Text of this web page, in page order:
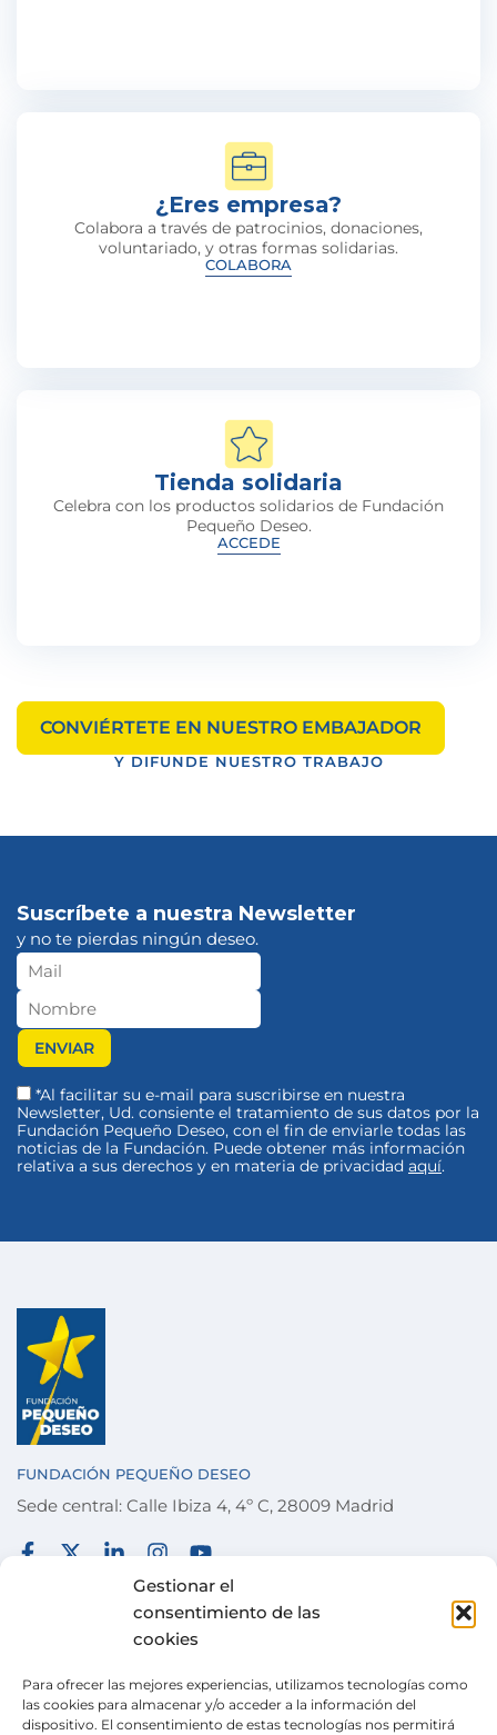
Gestionar el
consentimiento de las
cookies
Para ofrecer las mejores experiencias, utilizamos tecnologías como
las cookies para almacenar y/o acceder a la información del
dispositivo. El consentimiento de estas tecnologías nos permitirá
Tienda solidaria
Celebra con los productos solidarios de Fundación
Pequeño Deseo.
ACCEDE
¿Eres empresa?
Colabora a través de patrocinios, donaciones,
voluntariado, y otras formas solidarias.
COLABORA
CONVIÉRTETE EN NUESTRO EMBAJADOR
Y DIFUNDE NUESTRO TRABAJO
Suscríbete a nuestra Newsletter
y no te pierdas ningún deseo.
*Al facilitar su e-mail para suscribirse en nuestra
Newsletter, Ud. consiente el tratamiento de sus datos por la
Fundación Pequeño Deseo, con el fin de enviarle todas las
noticias de la Fundación. Puede obtener más información
relativa a sus derechos y en materia de privacidad aquí.
FUNDACIÓN PEQUEÑO DESEO
Sede central: Calle Ibiza 4, 4º C, 28009 Madrid
ACTUALIDAD
POLÍTICA DE PRIVACIDAD
CANAL DE DENUNCIAS